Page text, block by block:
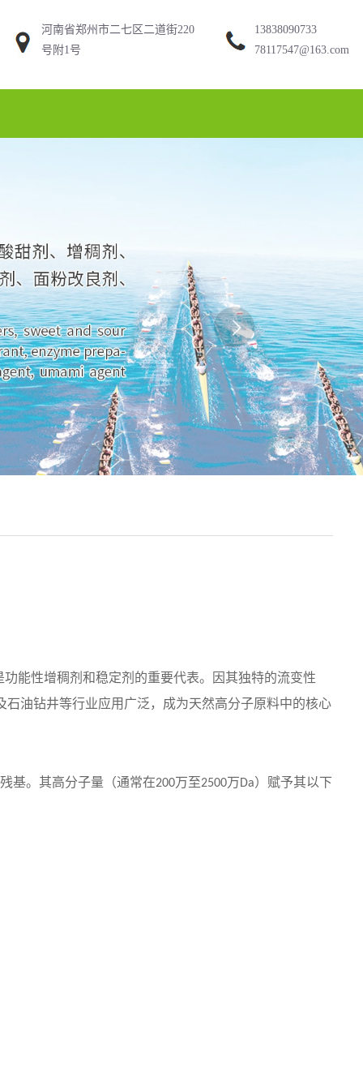
河南省郑州市二七区二道街220
号附1号
13838090733
78117547@163.com
能性增稠剂和稳定剂的重要代表。因其独特的流变性
油钻井等行业应用广泛，成为天然高分子原料中的核心
基。其高分子量（通常在200万至2500万Da）赋予其以下